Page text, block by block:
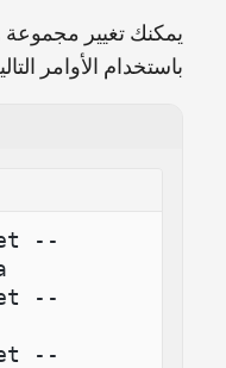
يمكنك تغيير
باستخدام الأوامر
--
--
--